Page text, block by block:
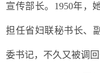
宣传部长。 1950年，
担任省妇联秘书长、
委书记，不久又被调